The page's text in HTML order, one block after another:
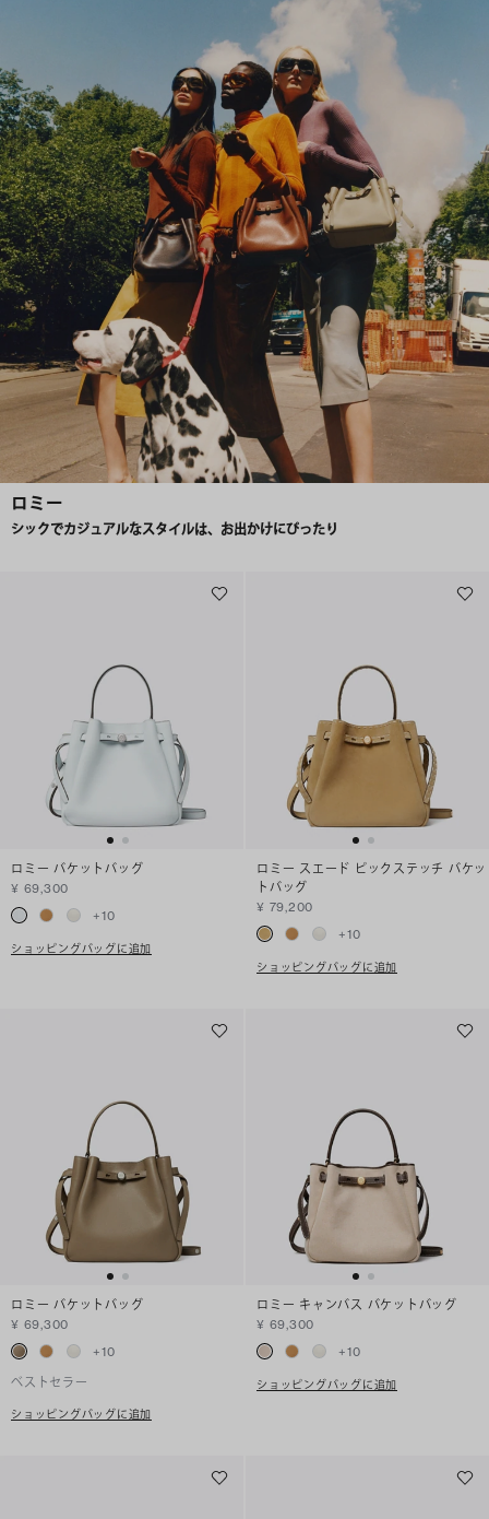
ロミー
シックでカジュアルなスタイルは、お出かけにぴったり
ロミー バケットバッグ
¥ 69,300
+10
ショッピングバッグに追加
ロミー スエード ピックステッチ バケッ
トバッグ
¥ 79,200
+10
ショッピングバッグに追加
ロミー バケットバッグ
¥ 69,300
+10
ベストセラー
ショッピングバッグに追加
ロミー キャンバス バケットバッグ
¥ 69,300
+10
ショッピングバッグに追加